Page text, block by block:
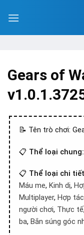
Gears of
📝 Tên trò chơi:
📋 Thể loại chung:
📋 Thể loại chi
Máu me, Kinh dị,
Multiplayer, Hợp
người chơi, Thực tế,
ba, Bắn súng góc